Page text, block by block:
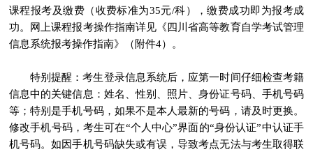
课程报考及缴费（收费标准为35元/科），缴费成功即为报考成
功。网上课程报考操作指南详见《四川省高等教育自学考试管理
信息系统报考操作指南》（附件4）。
特别提醒：考生登录信息系统后，应第一时间仔细检查考籍
信息中的关键信息：姓名、性别、照片、身份证号码、手机号码
等；特别是手机号码，如果不是本人最新的号码，请及时更换。
修改手机号码，考生可在“个人中心”界面的“身份认证”中认证手
机号码。如因手机号码缺失或有误，导致考点无法与考生取得联